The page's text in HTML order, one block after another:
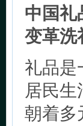
中国礼
变革洗
礼品是
居民
朝着多